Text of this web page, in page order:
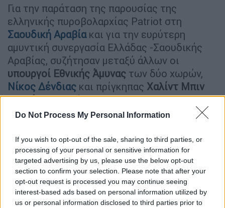
Do Not Process My Personal Information
If you wish to opt-out of the sale, sharing to third parties, or
processing of your personal or sensitive information for
targeted advertising by us, please use the below opt-out
section to confirm your selection. Please note that after your
opt-out request is processed you may continue seeing
interest-based ads based on personal information utilized by
us or personal information disclosed to third parties prior to
Για την παράταση της παρουσίας της
ελληνικής πυροβολαρχίας Patriot στη
Σαουδική Αραβίακαι για την ευρύτερη
αμυντική συνεργασία Ελλάδας -Σαουδικής
Αραβίας, συζήτησαν μεταξύ άλλων οι
υπουργοί Εθνικής Άμυνας των δύο χωρών,
Νίκος Δένδιας και πρίγκηπας Χαλίντ Μπιν
Σαλμάν, στο Ριάντ .
Ο κ. Δένδιας μετά τη συνάντηση με τον
ευκαιρία να συναντήσω τον Σαουδάραβα
ομόλογό μου, τον Πρίγκηπα Khalid bin
Salman. Συζητήσαμε κατ’ αρχάς για την
παράταση της ελληνικής παρουσίας στο
Βασίλειο».